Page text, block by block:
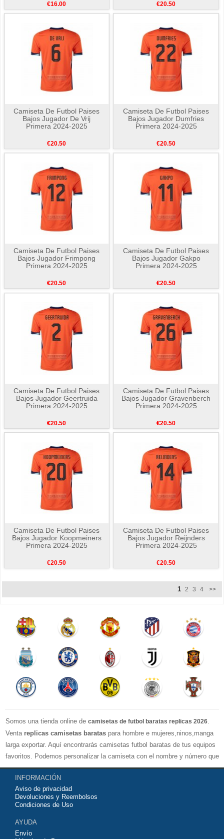
€16.00 €20.50
Camiseta De Futbol Paises
Bajos Jugador De Vrij
Primera 2024-2025
€20.50
Camiseta De Futbol Paises
Bajos Jugador Dumfries
Primera 2024-2025
€20.50
Camiseta De Futbol Paises
Bajos Jugador Frimpong
Primera 2024-2025
€20.50
Camiseta De Futbol Paises
Bajos Jugador Gakpo
Primera 2024-2025
€20.50
Camiseta De Futbol Paises
Bajos Jugador Geertruida
Primera 2024-2025
€20.50
Camiseta De Futbol Paises
Bajos Jugador Gravenberch
Primera 2024-2025
€20.50
Camiseta De Futbol Paises
Bajos Jugador Koopmeiners
Primera 2024-2025
€20.50
Camiseta De Futbol Paises
Bajos Jugador Reijnders
Primera 2024-2025
€20.50
1 2 3 4 >>
Somos una tienda online de camisetas de futbol baratas replicas 2026.
Venta replicas camisetas baratas para hombre e mujeres,ninos,manga
larga exportar. Aquí encontrarás camisetas futbol baratas de tus equipos
favoritos. Podemos personalizar la camiseta con el nombre y número que
quieras. Nuestrascamisetas de futbol replicasson de máxima calidad
tailandesa por lo que estamos convencidos que quedarás muy satisfecho
con ella. Estas camisetas tienen un tejido transpirable por lo que te
servirán para jugar al fútbol o simplemente para animar a tu equipo
contáctanos y haremos lo posible para conseguirtela lo más barata
posible.
INFORMACIÓN
Aviso de privacidad
Devoluciones y Reembolsos
Condiciones de Uso
AYUDA
Envío